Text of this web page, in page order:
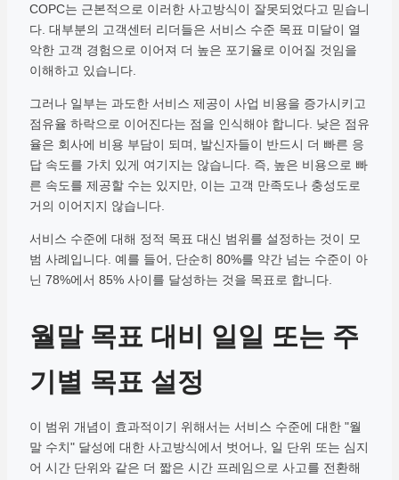
COPC는 근본적으로 이러한 사고방식이 잘못되었다고 믿습니
다. 대부분의 고객센터 리더들은 서비스 수준 목표 미달이 열
악한 고객 경험으로 이어져 더 높은 포기율로 이어질 것임을
이해하고 있습니다.
그러나 일부는 과도한 서비스 제공이 사업 비용을 증가시키고
점유율 하락으로 이어진다는 점을 인식해야 합니다. 낮은 점유
율은 회사에 비용 부담이 되며, 발신자들이 반드시 더 빠른 응
답 속도를 가치 있게 여기지는 않습니다. 즉, 높은 비용으로 빠
른 속도를 제공할 수는 있지만, 이는 고객 만족도나 충성도로
거의 이어지지 않습니다.
서비스 수준에 대해 정적 목표 대신 범위를 설정하는 것이 모
범 사례입니다. 예를 들어, 단순히 80%를 약간 넘는 수준이 아
닌 78%에서 85% 사이를 달성하는 것을 목표로 합니다.
월말 목표 대비 일일 또는 주
기별 목표 설정
이 범위 개념이 효과적이기 위해서는 서비스 수준에 대한 "월
말 수치" 달성에 대한 사고방식에서 벗어나, 일 단위 또는 심지
어 시간 단위와 같은 더 짧은 시간 프레임으로 사고를 전환해